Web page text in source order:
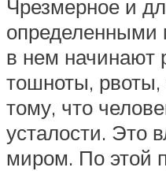
Чрезмерное и
определенными
в нем начинают
тошноты, рвоты,
тому, что
усталости. Это
миром. По этой